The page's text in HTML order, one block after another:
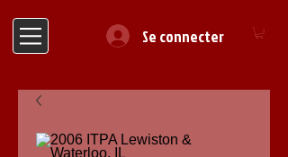
Se connecter